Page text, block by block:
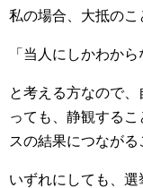
私の場合、大抵のこ
「当人にしかわか
と考える方なので
っても、静観する
スの結果につなが
いずれにしても、